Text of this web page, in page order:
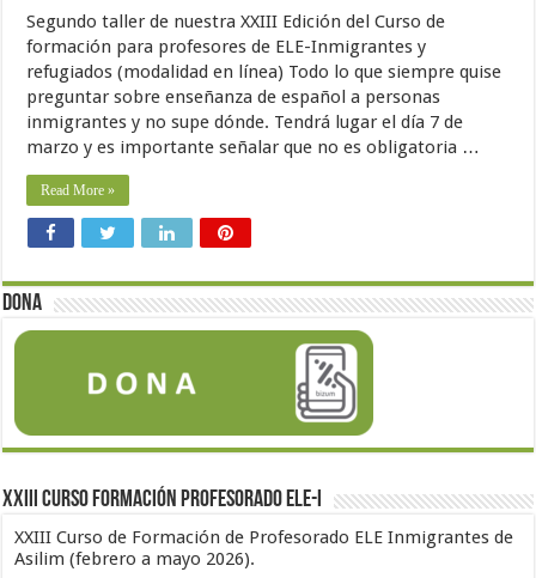
Segundo taller de nuestra XXIII Edición del Curso de
formación para profesores de ELE-Inmigrantes y
refugiados (modalidad en línea) Todo lo que siempre quise
preguntar sobre enseñanza de español a personas
inmigrantes y no supe dónde. Tendrá lugar el día 7 de
marzo y es importante señalar que no es obligatoria …
Read More »
Dona
XXIII Curso formación profesorado ELE-I
XXIII Curso de Formación de Profesorado ELE Inmigrantes de
Asilim (febrero a mayo 2026).